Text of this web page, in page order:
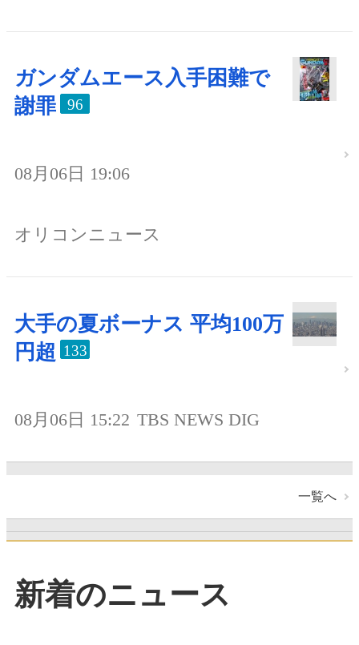
ガンダムエース入手困難で
謝罪
96
08月06日 19:06
オリコンニュース
大手の夏ボーナス 平均100万
円超 133
08月06日 15:22 TBS NEWS DIG
一覧へ
新着のニュース